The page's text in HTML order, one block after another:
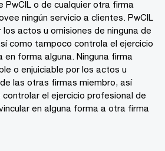
o de cualquier otra firma
ningún servicio a clientes. PwCIL
actos u omisiones de ninguna de
como tampoco controla el ejercicio
en forma alguna. Ninguna firma
o enjuiciable por los actos u
las otras firmas miembro, así
el ejercicio profesional de
en alguna forma a otra firma